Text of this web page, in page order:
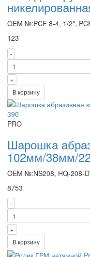
OEM №:PCF 8-4, 1/2",
123
-
+
В корзину
PRO
Шарошка
102мм/38мм/
OEM №:NS208, HQ-208-
8753
-
+
В корзину